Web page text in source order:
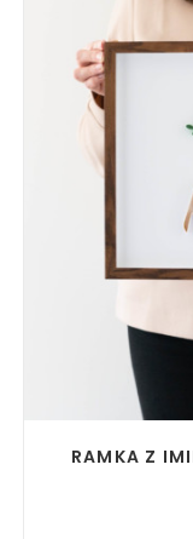
RAMKA Z